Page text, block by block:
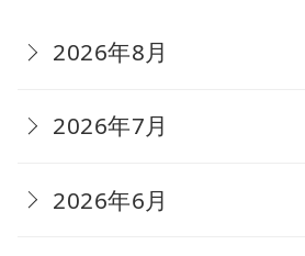
2026年8月
2026年7月
2026年6月